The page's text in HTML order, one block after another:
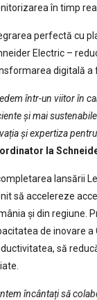
în timp real.
perfectă cu
Electric –
digitală a
într-un viitor în
și mai
și expertiza
la
lansării
să accelereze
și din regiune.
de inovare
să
încântați să